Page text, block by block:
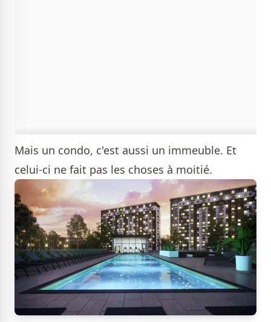
Mais un condo, c'est aussi un immeuble. Et
celui-ci ne fait pas les choses à moitié.